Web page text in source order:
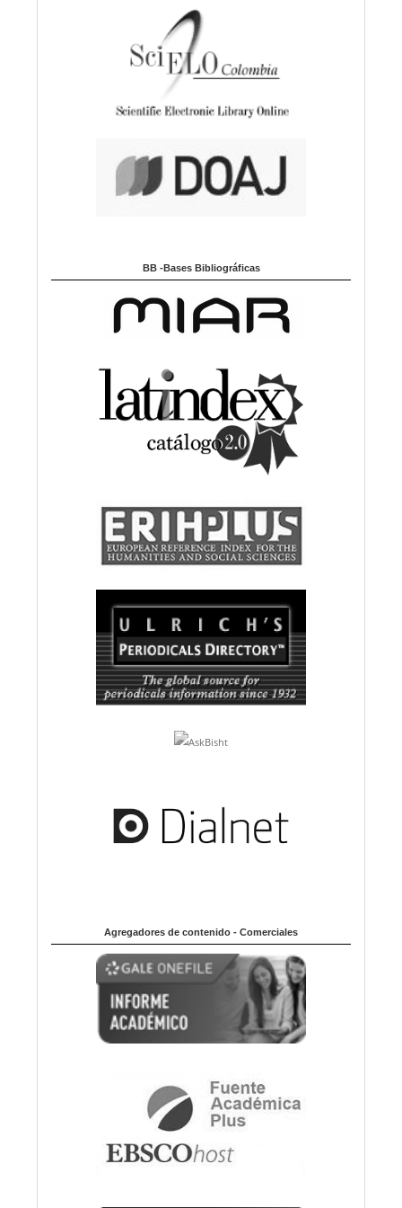
BB -Bases Bibliográficas
Agregadores de contenido - Comerciales